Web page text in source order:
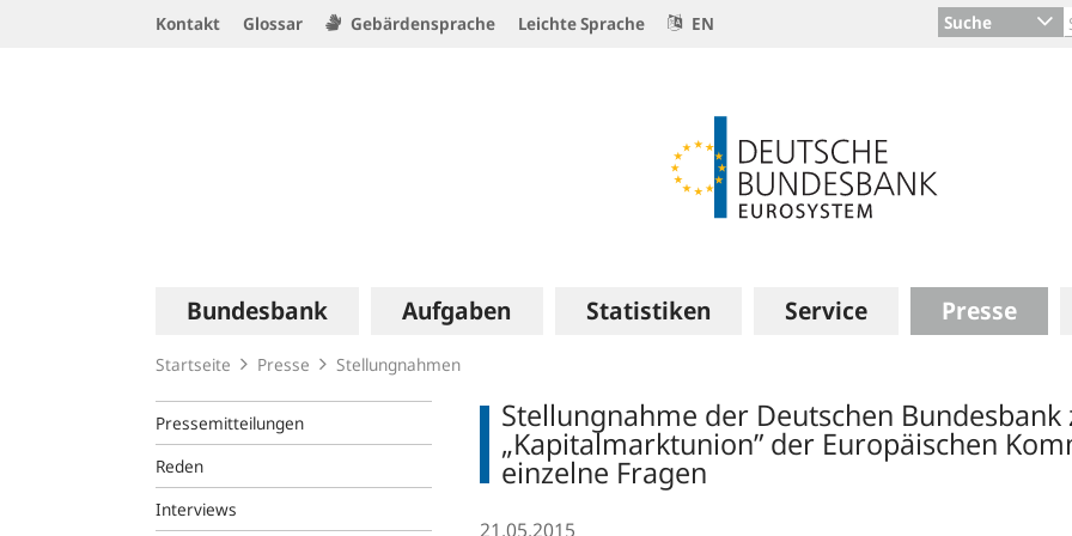
Kontakt Glossar Gebärdensprache Leichte Sprache EN Suche
Hauptnavigation
Bundesbank Aufgaben Statistiken Service Presse
Startseite Presse Stellungnahmen
Pressemitteilungen
Reden
Interviews
Stellungnahme der Deutschen
„Kapitalmarktunion” der Europäischen
einzelne Fragen
21.05.2015